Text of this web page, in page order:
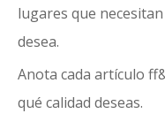
lugares que
desea.
Anota cada artículo
qué calidad deseas.